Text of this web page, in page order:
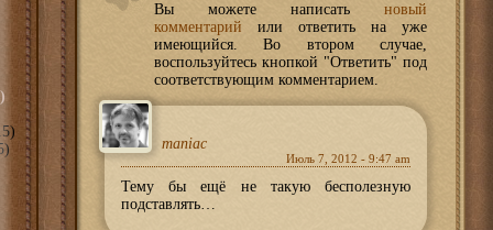
Вы можете написать новый
комментарий или ответить на уже
имеющийся. Во втором случае,
воспользуйтесь кнопкой "Ответить" под
соответствующим комментарием.
maniac
Июль 7, 2012 - 9:47 am
Тему бы ещё не такую бесполезную
подставлять…